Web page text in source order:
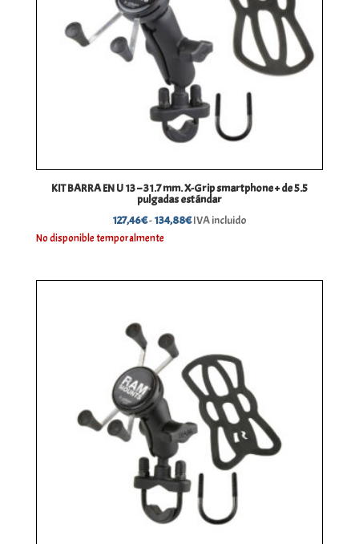
KIT BARRA EN U 13 – 31.7 mm. X-Grip smartphone + de 5.5
pulgadas estándar
127,46€-134,88€Rango
IVA incluido
No disponible temporalmente